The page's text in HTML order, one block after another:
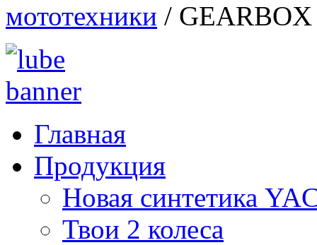
мототехники /
Главная
Продукция
Новая синтетика
Твои 2 колеса